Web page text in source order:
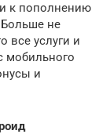
к пополнению
не
все услуги и
мобильного
и